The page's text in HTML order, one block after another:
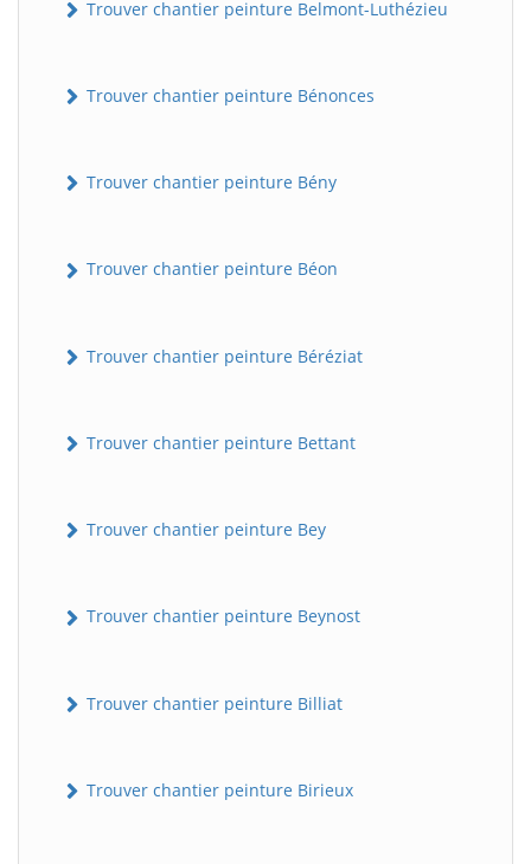
Trouver chantier peinture Belmont-Luthézieu
Trouver chantier peinture Bénonces
Trouver chantier peinture Bény
Trouver chantier peinture Béon
Trouver chantier peinture Béréziat
Trouver chantier peinture Bettant
Trouver chantier peinture Bey
Trouver chantier peinture Beynost
Trouver chantier peinture Billiat
Trouver chantier peinture Birieux